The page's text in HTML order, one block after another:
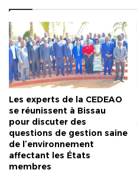
mystère
pour
les
Togolais…"
Les experts de la CEDEAO
se réunissent à Bissau
pour discuter des
questions de gestion saine
de l’environnement
affectant les États
membres